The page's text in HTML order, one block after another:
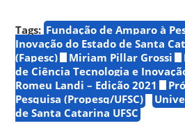
Tags: Fundação de Amparo à
Inovação do Estado de Santa
(Fapesc)
Miriam Pillar Grossi
de Ciência Tecnologia e
Romeu Landi – Edição 2021
Pesquisa (Propesq/UFSC)
de Santa Catarina UFSC